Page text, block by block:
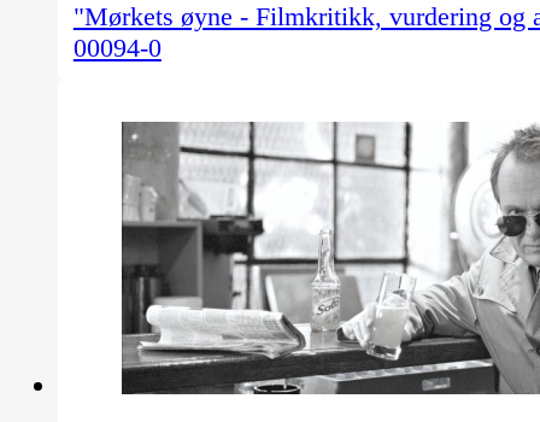
"Mørkets øyne - Filmkritikk, vurdering og
00094-0